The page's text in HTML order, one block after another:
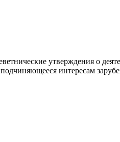
утверждения о
интересам